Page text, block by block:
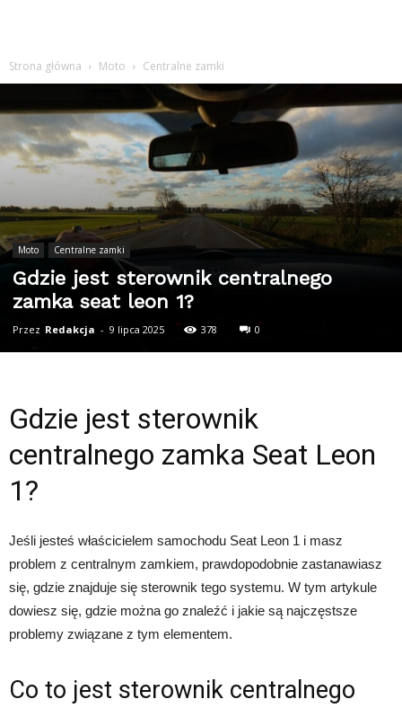
Strona główna Moto Centralne zamki
Moto Centralne zamki
Gdzie jest sterownik centralnego
zamka seat leon 1?
Przez Redakcja - 9 lipca 2025 378 0
Gdzie jest sterownik
centralnego zamka Seat Leon
1?
Jeśli jesteś właścicielem samochodu Seat Leon 1 i masz
problem z centralnym zamkiem, prawdopodobnie zastanawiasz
się, gdzie znajduje się sterownik tego systemu. W tym artykule
dowiesz się, gdzie można go znaleźć i jakie są najczęstsze
problemy związane z tym elementem.
Co to jest sterownik centralnego